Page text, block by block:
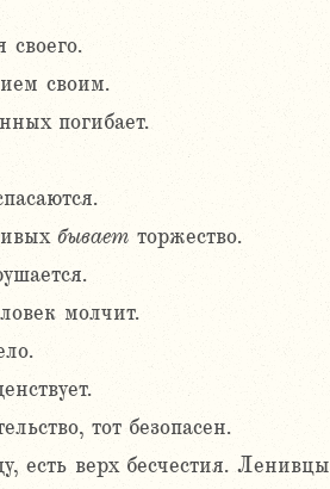
своего.
своим.
погибает.
бывает торжество.
молчит.
тот безопасен.
есть верх бесчестия. Ленивцы